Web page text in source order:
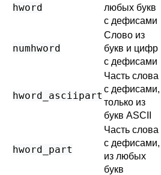
hword
любых букв
с дефисами
numhword
Слово из
букв и цифр
с дефисами
hword_asciipart
Часть слова
с дефисами,
только из
букв ASCII
hword_part
Часть слова
с дефисами,
из любых
букв